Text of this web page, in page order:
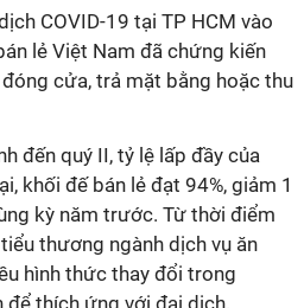
COVID-19 tại TP HCM vào
lẻ Việt Nam đã chứng kiến
cửa, trả mặt bằng hoặc thu
đến quý II, tỷ lệ lấp đầy của
khối đế bán lẻ đạt 94%, giảm 1
kỳ năm trước. Từ thời điểm
thương ngành dịch vụ ăn
hình thức thay đổi trong
thích ứng với đại dịch.